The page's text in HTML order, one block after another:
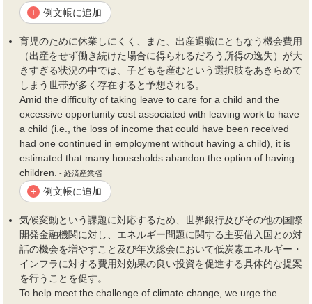
+ 例文帳に追加
育児のために休業しにくく、また、出産退職にともなう機会費用
（出産をせず働き続けた場合に得られるだろう所得の逸失）が大
きすぎる状況の中では、子どもを産むという選択肢をあきらめて
しまう世帯が多く存在すると予想される。
Amid the difficulty of taking leave to care for a child and the
excessive opportunity cost associated with leaving work to have
a child (i.e., the loss of income that could have been received
had one continued in employment without having a child), it is
estimated that many households abandon the option of having
children.
- 経済産業省
+ 例文帳に追加
気候変動という課題に対応するため、世界銀行及びその他の国際
開発金融機関に対し、エネルギー問題に関する主要借入国との対
話の機会を増やすこと及び年次総会において低炭素エネルギー・
インフラに対する費用対効果の良い投資を促進する具体的な提案
を行うことを促す。
To help meet the challenge of climate change, we urge the